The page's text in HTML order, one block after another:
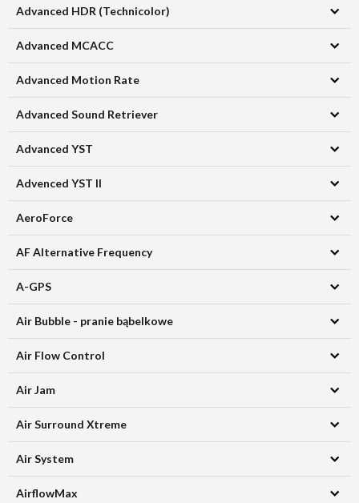
Advanced HDR (Technicolor)
Advanced MCACC
Advanced Motion Rate
Advanced Sound Retriever
Advanced YST
Advenced YST II
AeroForce
AF Alternative Frequency
A-GPS
Air Bubble - pranie bąbelkowe
Air Flow Control
Air Jam
Air Surround Xtreme
Air System
AirflowMax